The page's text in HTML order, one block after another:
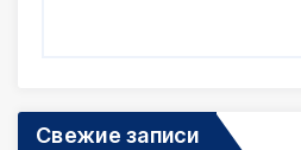
Свежие записи